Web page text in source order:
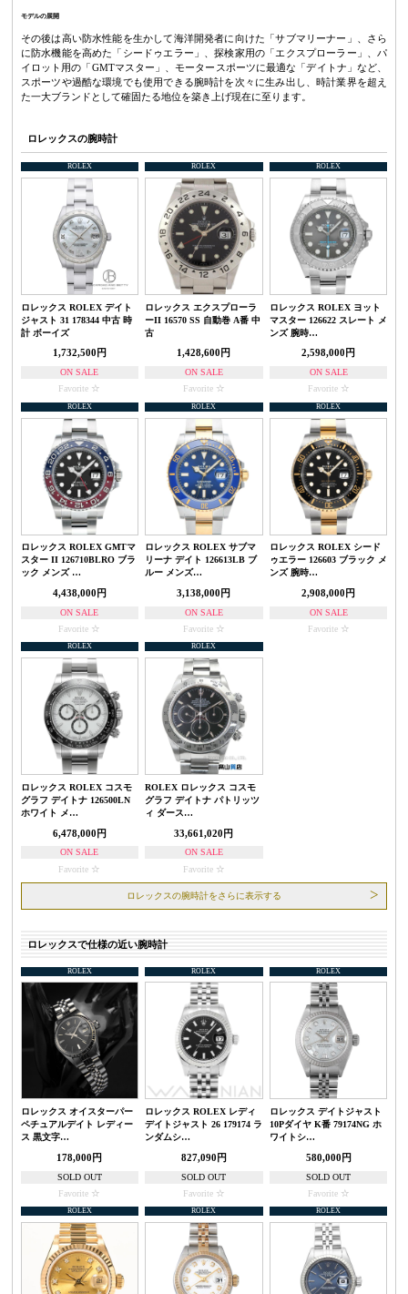
モデルの展開
その後は高い防水性能を生かして海洋開発者に向けた「サブマリーナー」、さら
に防水機能を高めた「シードゥエラー」、探検家用の「エクスプローラー」、パ
イロット用の「GMTマスター」、モータースポーツに最適な「デイトナ」など、
スポーツや過酷な環境でも使用できる腕時計を次々に生み出し、時計業界を超え
た一大ブランドとして確固たる地位を築き上げ現在に至ります。
ロレックスの腕時計
ROLEX
ロレックス ROLEX デイト
ジャスト 31 178344 中古 時
計 ボーイズ
1,732,500円
ON SALE
Favorite
ROLEX
ロレックス エクスプローラ
ーII 16570 SS 自動巻 A番 中
古
1,428,600円
ON SALE
Favorite
ROLEX
ロレックス ROLEX ヨット
マスター 126622 スレート メ
ンズ 腕時…
2,598,000円
ON SALE
Favorite
ROLEX
ロレックス ROLEX GMTマ
スター II 126710BLRO ブラ
ック メンズ …
4,438,000円
ON SALE
Favorite
ROLEX
ロレックス ROLEX サブマ
リーナ デイト 126613LB ブ
ルー メンズ…
3,138,000円
ON SALE
Favorite
ROLEX
ロレックス ROLEX シード
ゥエラー 126603 ブラック メ
ンズ 腕時…
2,908,000円
ON SALE
Favorite
ROLEX
ロレックス ROLEX コスモ
グラフ デイトナ 126500LN
ホワイト メ…
6,478,000円
ON SALE
Favorite
ROLEX
ROLEX ロレックス コスモ
グラフ デイトナ パトリッツ
ィ ダース…
33,661,020円
ON SALE
Favorite
ロレックスの腕時計をさらに表示する
ロレックスで仕様の近い腕時計
ROLEX
ロレックス オイスターパー
ペチュアルデイト レディー
ス 黒文字…
178,000円
SOLD OUT
Favorite
ROLEX
ロレックス ROLEX レディ
デイトジャスト 26 179174 ラ
ンダムシ…
827,090円
SOLD OUT
Favorite
ROLEX
ロレックス デイトジャスト
10Pダイヤ K番 79174NG ホ
ワイトシ…
580,000円
SOLD OUT
Favorite
ROLEX ROLEX ROLEX